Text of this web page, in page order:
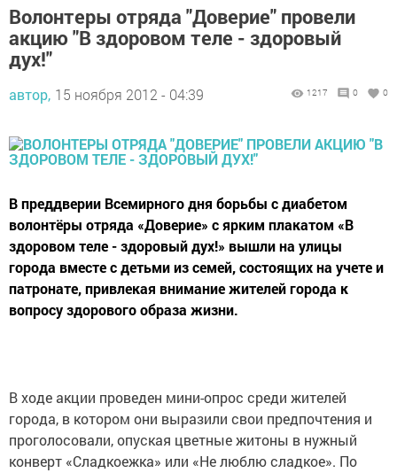
Волонтеры отряда "Доверие" провели
акцию "В здоровом теле - здоровый
дух!"
автор, 15 ноября 2012 - 04:39 1217 0 0
В преддверии Всемирного дня борьбы с диабетом
волонтёры отряда «Доверие» с ярким плакатом «В
здоровом теле - здоровый дух!» вышли на улицы
города вместе с детьми из семей, состоящих на учете и
патронате, привлекая внимание жителей города к
вопросу здорового образа жизни.
В ходе акции проведен мини-опрос среди жителей
города, в котором они выразили свои предпочтения и
проголосовали, опуская цветные житоны в нужный
конверт «Сладкоежка» или «Не люблю сладкое». По